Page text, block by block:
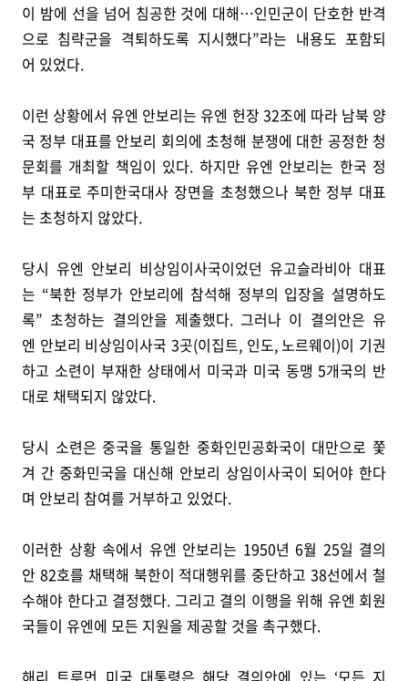
이 밤에 선을 넘어 침공한 것에 대해…인민군이 단호한 반격
으로 침략군을 격퇴하도록 지시했다”라는 내용도 포함되
어 있었다.
이런 상황에서 유엔 안보리는 유엔 헌장 32조에 따라 남북 양
국 정부 대표를 안보리 회의에 초청해 분쟁에 대한 공정한 청
문회를 개최할 책임이 있다. 하지만 유엔 안보리는 한국 정
부 대표로 주미한국대사 장면을 초청했으나 북한 정부 대표
는 초청하지 않았다.
당시 유엔 안보리 비상임이사국이었던 유고슬라비아 대표
는 “북한 정부가 안보리에 참석해 정부의 입장을 설명하도
록” 초청하는 결의안을 제출했다. 그러나 이 결의안은 유
엔 안보리 비상임이사국 3곳(이집트, 인도, 노르웨이)이 기권
하고 소련이 부재한 상태에서 미국과 미국 동맹 5개국의 반
대로 채택되지 않았다.
당시 소련은 중국을 통일한 중화인민공화국이 대만으로 쫓
겨 간 중화민국을 대신해 안보리 상임이사국이 되어야 한다
며 안보리 참여를 거부하고 있었다.
이러한 상황 속에서 유엔 안보리는 1950년 6월 25일 결의
안 82호를 채택해 북한이 적대행위를 중단하고 38선에서 철
수해야 한다고 결정했다. 그리고 결의 이행을 위해 유엔 회원
국들이 유엔에 모든 지원을 제공할 것을 촉구했다.
해리 트루먼 미국 대통령은 해당 결의안에 있는 ‘모든 지